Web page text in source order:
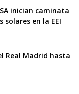
inician caminata
en la EEI
Real Madrid hasta